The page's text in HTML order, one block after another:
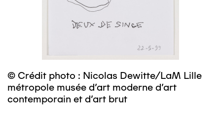
© Crédit photo : Nicolas Dewitte/LaM Lille
métropole musée d’art moderne d’art
contemporain et d’art brut